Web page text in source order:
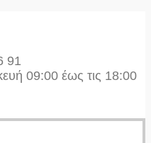
91
09:00 έως τις 18:00